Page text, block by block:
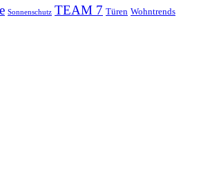
Sonnenschutz TEAM 7 Türen Wohntrends